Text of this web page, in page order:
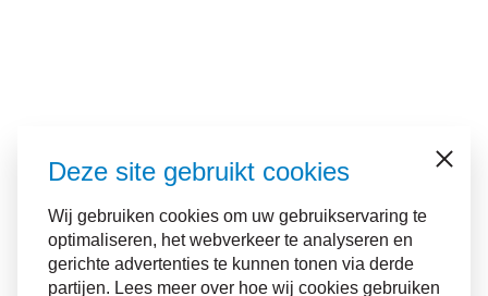
Deze site gebruikt cookies
Wij gebruiken cookies om uw gebruikservaring te
optimaliseren, het webverkeer te analyseren en
gerichte advertenties te kunnen tonen via derde
partijen. Lees meer over hoe wij cookies gebruiken
Sluiten